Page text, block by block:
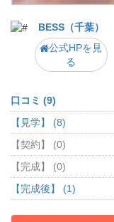
BESS（千葉）
公式HPを見
る
口コミ (9)
【見学】 (8)
【契約】 (0)
【完成】 (0)
【完成後】 (1)